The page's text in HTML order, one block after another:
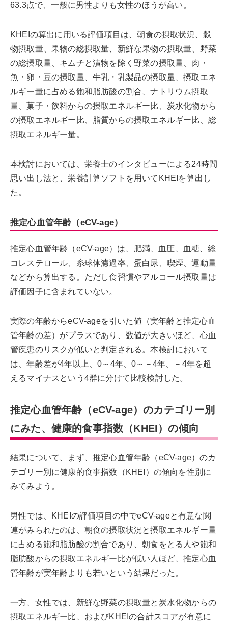
63.3点で、一般に男性よりも女性のほうが高い。
KHEIの算出に用いる評価項目は、朝食の摂取状況、穀
物摂取量、果物の総摂取量、新鮮な果物の摂取量、野菜
の総摂取量、キムチと漬物を除く野菜の摂取量、肉・
魚・卵・豆の摂取量、牛乳・乳製品の摂取量、摂取エネ
ルギー量に占める飽和脂肪酸の割合、ナトリウム摂取
量、菓子・飲料からの摂取エネルギー比、炭水化物から
の摂取エネルギー比、脂質からの摂取エネルギー比、総
摂取エネルギー量。
本検討においては、栄養士のインタビューによる24時間
思い出し法と、栄養計算ソフトを用いてKHEIを算出し
た。
推定心血管年齢（eCV-age）
推定心血管年齢（eCV-age）は、肥満、血圧、血糖、総
コレステロール、糸球体濾過率、蛋白尿、喫煙、運動量
などから算出する。ただし食習慣やアルコール摂取量は
評価因子に含まれていない。
実際の年齢からeCV-ageを引いた値（実年齢と推定心血
管年齢の差）がプラスであり、数値が大きいほど、心血
管疾患のリスクが低いと判定される。本検討において
は、年齢差が4年以上、0～4年、0～－4年、－4年を超
えるマイナスという4群に分けて比較検討した。
推定心血管年齢（eCV-age）のカテゴリー別
にみた、健康的食事指数（KHEI）の傾向
結果について、まず、推定心血管年齢（eCV-age）のカ
テゴリー別に健康的食事指数（KHEI）の傾向を性別に
みてみよう。
男性では、KHEIの評価項目の中でeCV-ageと有意な関
連がみられたのは、朝食の摂取状況と摂取エネルギー量
に占める飽和脂肪酸の割合であり、朝食をとる人や飽和
脂肪酸からの摂取エネルギー比が低い人ほど、推定心血
管年齢が実年齢よりも若いという結果だった。
一方、女性では、新鮮な野菜の摂取量と炭水化物からの
摂取エネルギー比、およびKHEIの合計スコアが有意に